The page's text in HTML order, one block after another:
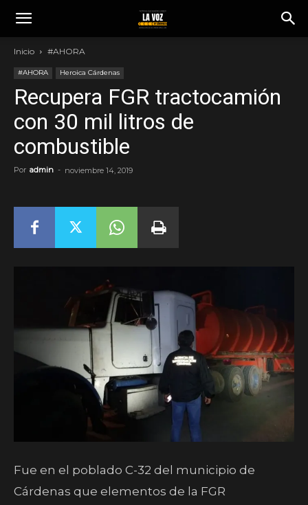
Inicio #AHORA
#AHORA Heroica Cárdenas
Recupera FGR tractocamión
con 30 mil litros de
combustible
Por admin - noviembre 14, 2019
Fue en el poblado C-32 del municipio de
Cárdenas que elementos de la FGR